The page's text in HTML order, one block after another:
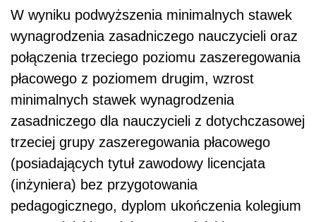
W wyniku podwyższenia minimalnych stawek
wynagrodzenia zasadniczego nauczycieli oraz
połączenia trzeciego poziomu zaszeregowania
płacowego z poziomem drugim, wzrost
minimalnych stawek wynagrodzenia
zasadniczego dla nauczycieli z dotychczasowej
trzeciej grupy zaszeregowania płacowego
(posiadających tytuł zawodowy licencjata
(inżyniera) bez przygotowania
pedagogicznego, dyplom ukończenia kolegium